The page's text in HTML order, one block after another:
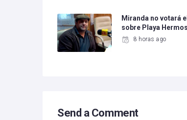
Miranda no votará
sobre Playa
8 horas ago
Send a Comment